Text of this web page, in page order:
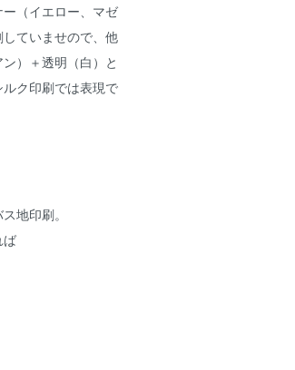
（イエロー、マゼ
ていませので、他
）＋透明（白）と
ク印刷では表現で
地印刷。
ば